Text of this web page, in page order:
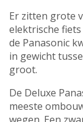
Er zitten grote
elektrische
de Panasonic
in gewicht
groot.
De Deluxe
meeste